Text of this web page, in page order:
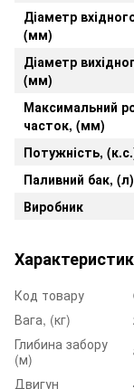
Діаметр
(мм)
Діаметр
(мм)
Максимальний
часток, (мм)
Потужність,
Паливний бак, (л)
Виробник
Код товару
Вага, (кг)
Глибина забору
(м)
Двигун